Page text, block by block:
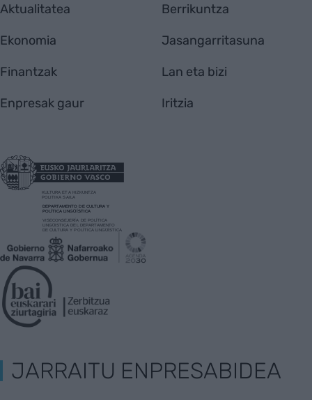
Aktualitatea
Ekonomia
Finantzak
Enpresak gaur
Berrikuntza
Jasangarritasuna
Lan eta bizi
Iritzia
JARRAITU ENPRESABIDEA